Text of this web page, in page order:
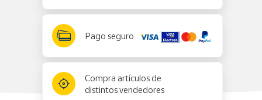
Pago seguro
Compra artículos de
distintos vendedores